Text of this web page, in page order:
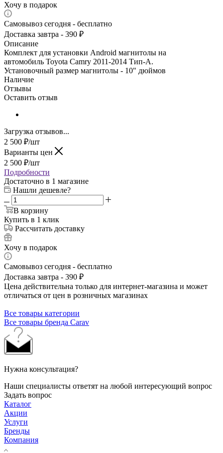
Хочу в подарок
Самовывоз сегодня - бесплатно
Доставка завтра - 390 ₽
Описание
Комплект для установки Android магнитолы на
автомобиль Toyota Camry 2011-2014 Тип-A.
Установочный размер магнитолы - 10" дюймов
Наличие
Отзывы
Оставить отзыв
Загрузка отзывов...
2 500 ₽/шт
Варианты цен
2 500 ₽/шт
Подробности
Достаточно в 1 магазине
Нашли дешевле?
В корзину
Купить в 1 клик
Рассчитать доставку
Хочу в подарок
Самовывоз сегодня - бесплатно
Доставка завтра - 390 ₽
Цена действительна только для интернет-магазина и может
отличаться от цен в розничных магазинах
Все товары категории
Все товары бренда Carav
Нужна консультация?
Наши специалисты ответят на любой интересующий вопрос
Задать вопрос
Каталог
Акции
Услуги
Бренды
Компания